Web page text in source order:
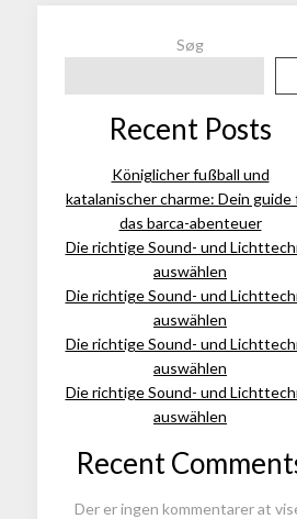
Søg
Recent Posts
Königlicher fußball und
katalanischer charme: Dein guide
das barca-abenteuer
Die richtige Sound- und
auswählen
Die richtige Sound- und
auswählen
Die richtige Sound- und
auswählen
Die richtige Sound- und
auswählen
Recent
Der er ingen kommentarer at